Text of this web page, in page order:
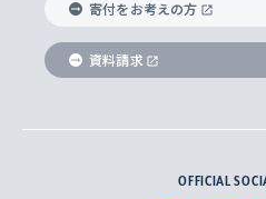
Futures） – 持続可能
総合人間科学研究科
経済学研究科
アメリカ・カナダ研究所
メディア・ジャーナリ
企業の採用ご担当者様
学費・奨学金
学部入学前に出願する
ダイバーシティ＆サス
上智大学のネットワーク
父母・保証人とのネッ
上智大学の出版物
上智大学大学案内・大
上智大学のビジュアル
寄付をお考えの方
資料請求
OFFICIAL